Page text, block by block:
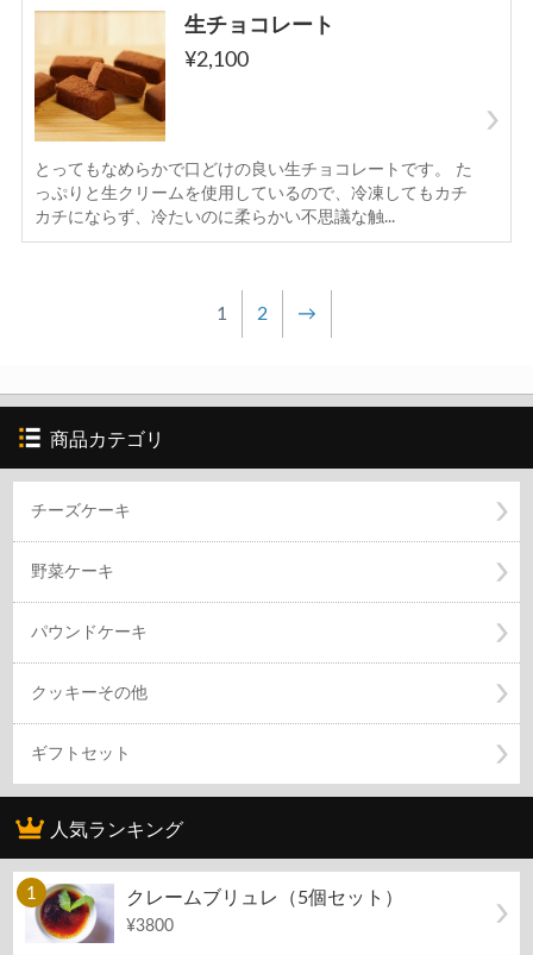
生チョコレート
¥2,100
とってもなめらかで口どけの良い生チョコレートです。 た
っぷりと生クリームを使用しているので、冷凍してもカチ
カチにならず、冷たいのに柔らかい不思議な触...
1 2 →
商品カテゴリ
チーズケーキ
野菜ケーキ
パウンドケーキ
クッキーその他
ギフトセット
人気ランキング
クレームブリュレ（5個セット）
¥3800